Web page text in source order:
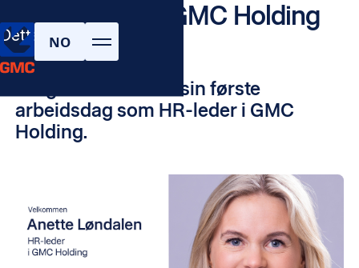
NO
Dette er GMC
Ny HR-leder i GMC Holding
No items found.
March 2, 2026
I dag hadde Anette sin første
arbeidsdag som HR-leder i GMC
Holding.